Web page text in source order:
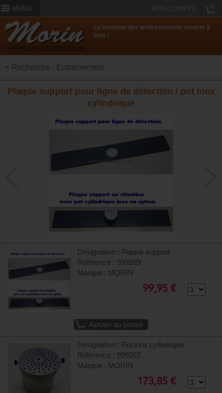
MENU MON COMPTE
La boutique des professionnels ouverte à
tous !
< Recherche - Entrainement
Plaque support pour ligne de détection / pot inox
cylindrique
Désignation : Plaque support
Référence : 999289
Marque : MORIN
99,95 €
Ajouter au panier
Désignation : Pot inox cylindrique
Référence : 999287
Marque : MORIN
173,85 €